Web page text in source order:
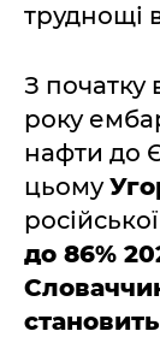
труднощі
З початку
року
нафти до
цьому
до 86%